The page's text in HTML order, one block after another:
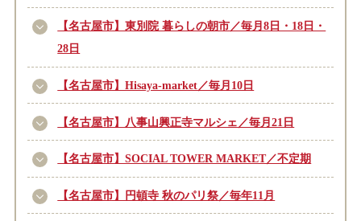
【名古屋市】東別院 暮らしの朝市／毎月8日・18日・
28日
【名古屋市】Hisaya-market／毎月10日
【名古屋市】八事山興正寺マルシェ／毎月21日
【名古屋市】SOCIAL TOWER MARKET／不定期
【名古屋市】円頓寺 秋のパリ祭／毎年11月